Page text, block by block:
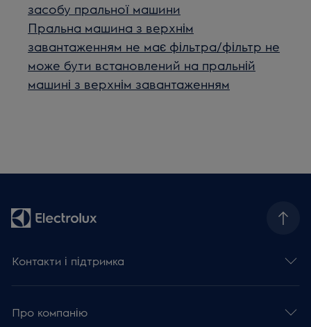
засобу пральної машини
Пральна машина з верхнім
завантаженням не має фільтра/фільтр не
може бути встановлений на пральній
машині з верхнім завантаженням
Контакти і підтримка
Про компанію